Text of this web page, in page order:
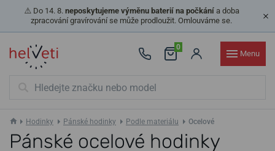
⚠️ Do 14. 8. neposkytujeme výměnu baterií na počkánía doba
zpracování gravírování se může prodloužit. Omlouváme se.
0
Menu
Hodinky Pánské hodinky Podle materiálu Ocelové
Pánské ocelové hodinky